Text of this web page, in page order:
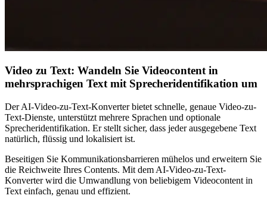
Video zu Text: Wandeln Sie Videocontent in
mehrsprachigen Text mit Sprecheridentifikation um
Der AI-Video-zu-Text-Konverter bietet schnelle, genaue Video-zu-
Text-Dienste, unterstützt mehrere Sprachen und optionale
Sprecheridentifikation. Er stellt sicher, dass jeder ausgegebene Text
natürlich, flüssig und lokalisiert ist.
Beseitigen Sie Kommunikationsbarrieren mühelos und erweitern Sie
die Reichweite Ihres Contents. Mit dem AI-Video-zu-Text-
Konverter wird die Umwandlung von beliebigem Videocontent in
Text einfach, genau und effizient.